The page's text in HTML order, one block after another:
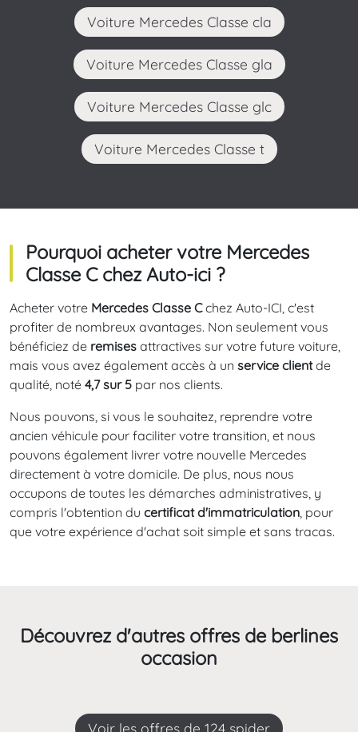
Voiture Mercedes Classe cla
Voiture Mercedes Classe gla
Voiture Mercedes Classe glc
Voiture Mercedes Classe t
Pourquoi acheter votre Mercedes
Classe C chez Auto-ici ?
Acheter votre Mercedes Classe Cchez Auto-ICI, c'est
profiter de nombreux avantages. Non seulement vous
bénéficiez de remises attractives sur votre future voiture,
mais vous avez également accès à un service clientde
qualité, noté 4,7 sur 5 par nos clients.
Nous pouvons, si vous le souhaitez, reprendre votre
ancien véhicule pour faciliter votre transition, et nous
pouvons également livrer votre nouvelle Mercedes
directement à votre domicile. De plus, nous nous
occupons de toutes les démarches administratives, y
compris l'obtention du certificat d'immatriculation, pour
que votre expérience d'achat soit simple et sans tracas.
Découvrez d'autres offres de berlines
occasion
Voir les offres de 124 spider